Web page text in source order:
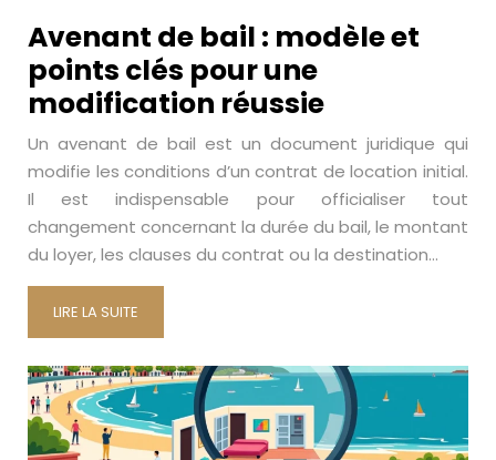
Avenant de bail : modèle et
points clés pour une
modification réussie
Un avenant de bail est un document juridique qui
modifie les conditions d’un contrat de location initial.
Il est indispensable pour officialiser tout
changement concernant la durée du bail, le montant
du loyer, les clauses du contrat ou la destination…
LIRE LA SUITE